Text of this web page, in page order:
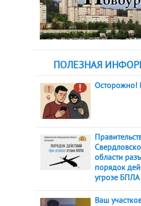
ПОЛЕЗНАЯ
области
порядок
угрозе БПЛА
Ваш